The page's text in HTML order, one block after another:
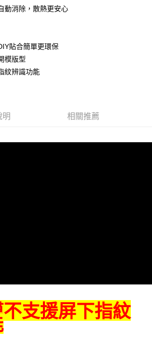
含以上)免運費
動消除，散熱更安心
貼合簡單更環保
模版型
紋辨識功能
明 相關推薦
支援屏下指紋